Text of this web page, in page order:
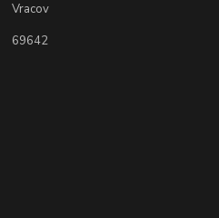
Vracov
69642